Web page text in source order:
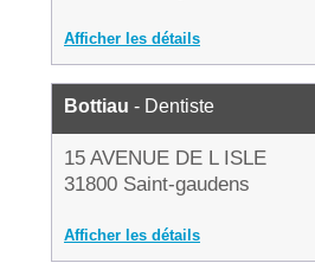
Afficher les détails
Bottiau - Dentiste
15 AVENUE DE L ISLE
31800 Saint-gaudens
Afficher les détails